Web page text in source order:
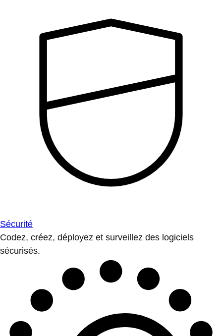
Sécurité
Codez, créez, déployez et surveillez des logiciels
sécurisés.